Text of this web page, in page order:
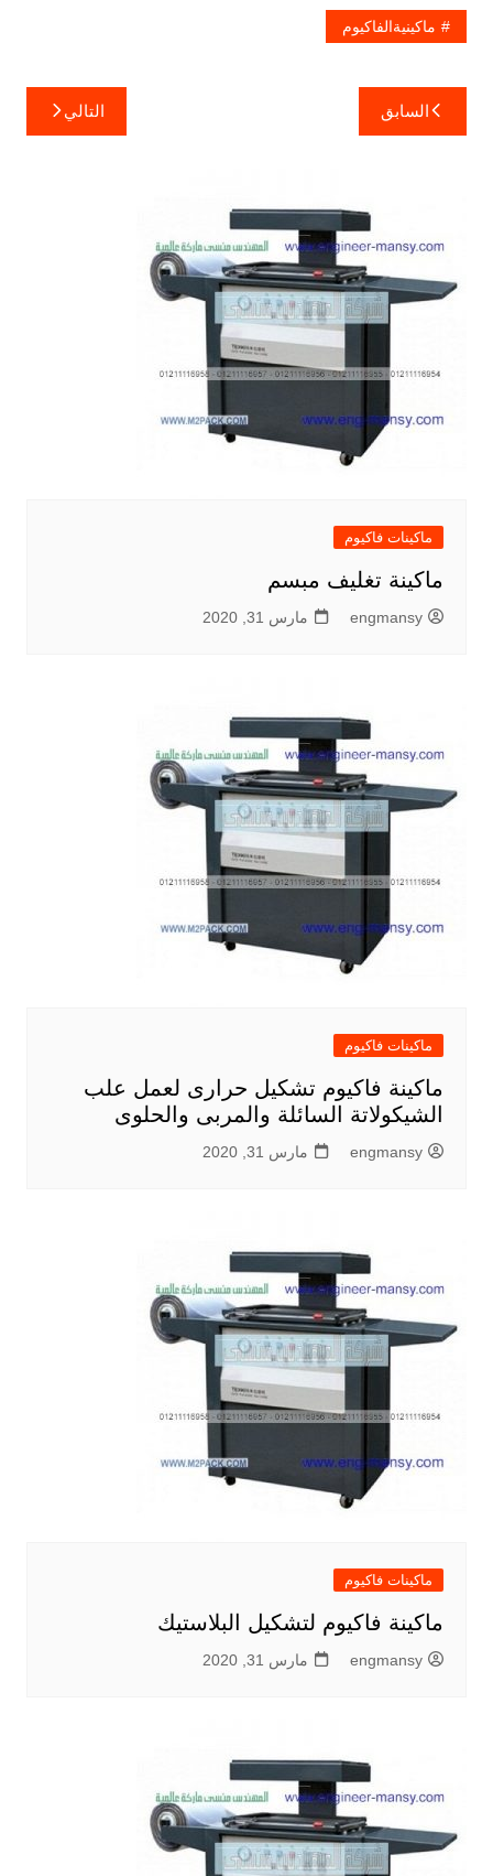
ماكينيةالفاكيوم
تصفّح
المقالات
السابق التالي
ماكينات فاكيوم
ماكينة تغليف مبسم
engmansy مارس 31, 2020
ماكينات فاكيوم
ماكينة فاكيوم تشكيل حرارى لعمل علب
الشيكولاتة السائلة والمربى والحلوى
engmansy مارس 31, 2020
ماكينات فاكيوم
ماكينة فاكيوم لتشكيل البلاستيك
engmansy مارس 31, 2020